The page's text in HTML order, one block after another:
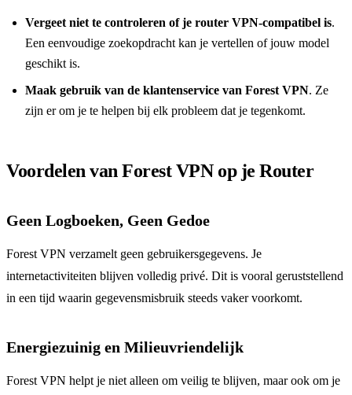
Vergeet niet te controleren of je router VPN-compatibel is.
Een eenvoudige zoekopdracht kan je vertellen of jouw model
geschikt is.
Maak gebruik van de klantenservice van Forest VPN. Ze
zijn er om je te helpen bij elk probleem dat je tegenkomt.
Voordelen van Forest VPN op je Router
Geen Logboeken, Geen Gedoe
Forest VPN verzamelt geen gebruikersgegevens. Je
internetactiviteiten blijven volledig privé. Dit is vooral geruststellend
in een tijd waarin gegevensmisbruik steeds vaker voorkomt.
Energiezuinig en Milieuvriendelijk
Forest VPN helpt je niet alleen om veilig te blijven, maar ook om je